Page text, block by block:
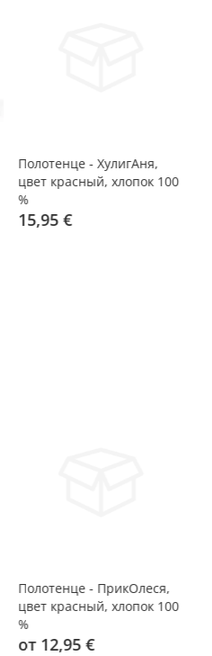
Полотенце - ХулигАня,
цвет красный, хлопок 100
%
15,95 €
Полотенце - ПрикОлеся,
цвет красный, хлопок 100
%
от 12,95 €